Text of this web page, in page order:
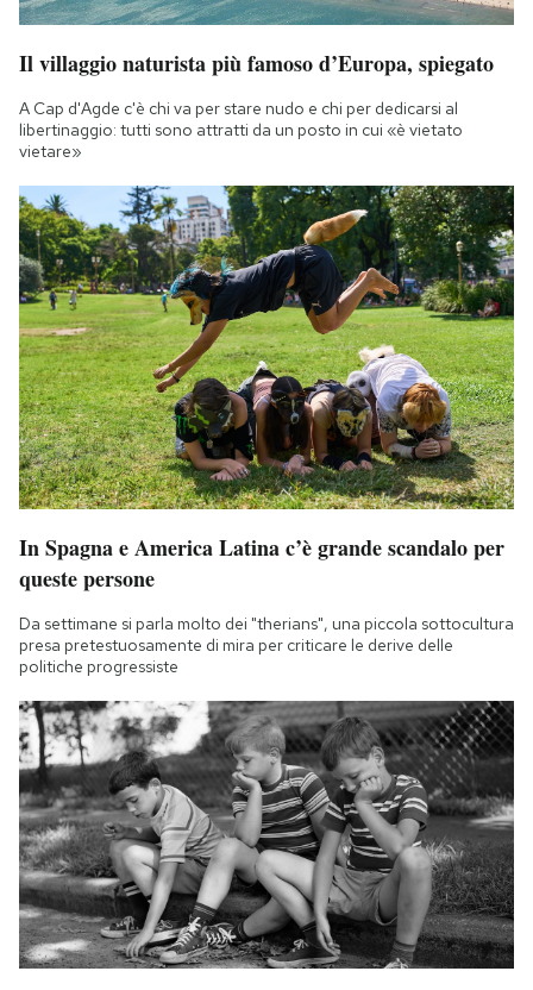
Il villaggio naturista più famoso d’Europa, spiegato
A Cap d'Agde c'è chi va per stare nudo e chi per dedicarsi al
libertinaggio: tutti sono attratti da un posto in cui «è vietato
vietare»
In Spagna e America Latina c’è grande scandalo per
queste persone
Da settimane si parla molto dei "therians", una piccola sottocultura
presa pretestuosamente di mira per criticare le derive delle
politiche progressiste